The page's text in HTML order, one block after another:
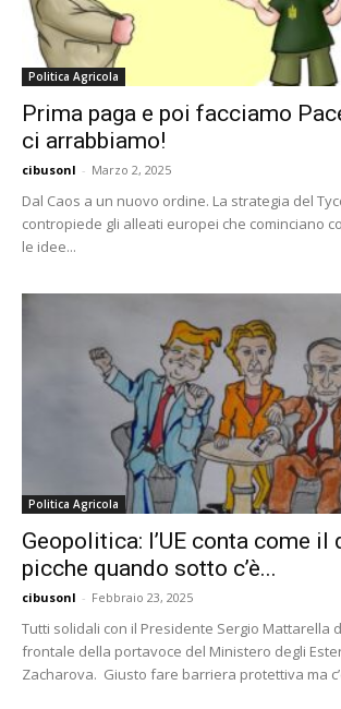
Politica Agricola
Prima paga e poi facciamo
ci arrabbiamo!
cibusonl - Marzo 2, 2025
Dal Caos a un nuovo ordine. La strategia del
contropiede gli alleati europei che cominciano
le idee...
Politica Agricola
Geopolitica: l’UE conta come il
picche quando sotto c’è...
cibusonl - Febbraio 23, 2025
Tutti solidali con il Presidente Sergio Mattarella
frontale della portavoce del Ministero degli
Zacharova. Giusto fare barriera protettiva ma